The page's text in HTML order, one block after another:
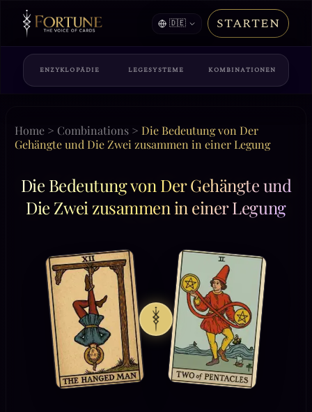
🇩🇪 STARTEN
ENZYKLOPÄDIE LEGESYSTEME KOMBINATIONEN
Home > Combinations > Die Bedeutung von Der
Gehängte und Die Zwei zusammen in einer Legung
Die Bedeutung von Der Gehängte und
Die Zwei zusammen in einer Legung